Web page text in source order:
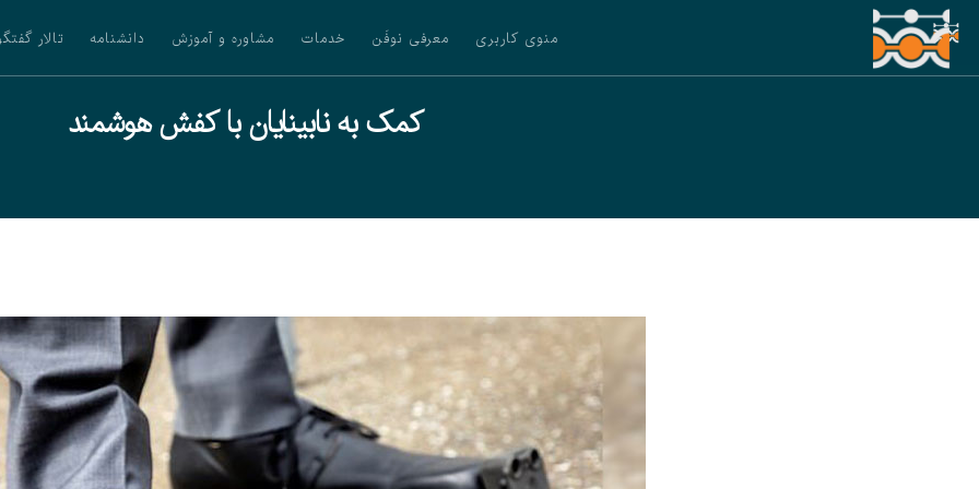
منوی کاربری معرفی نوفَن خدمات مشاوره و آموزش دانشنامه تالار
کمک به نابینایان با کفش هوشمند